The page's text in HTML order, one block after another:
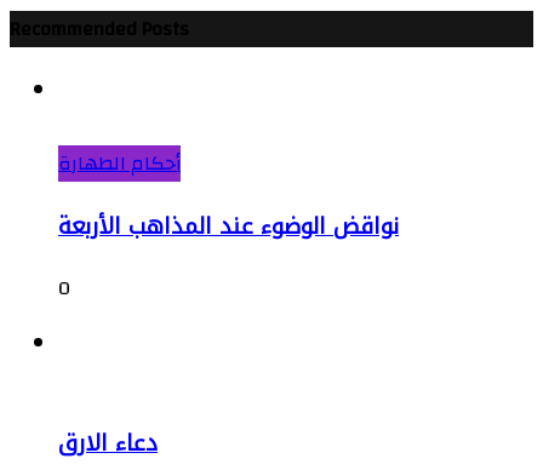
أحكام الطهارة
نواقض الوضوء عند المذاهب الأربعة
0
دعاء الارق